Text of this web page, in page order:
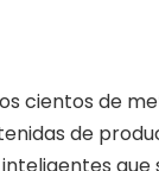
cientos de
de